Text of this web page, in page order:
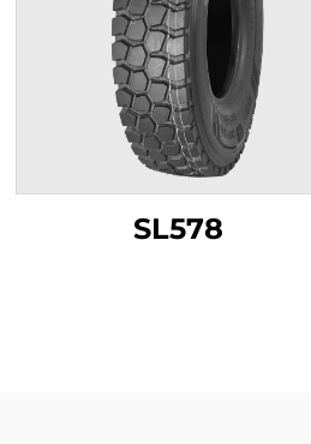
SL578